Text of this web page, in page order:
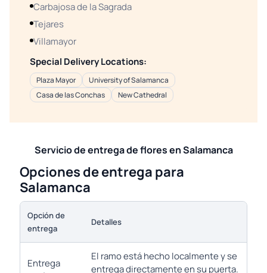
Carbajosa de la Sagrada
Tejares
Villamayor
Special Delivery Locations:
Plaza Mayor
University of Salamanca
Casa de las Conchas
New Cathedral
Servicio de entrega de flores en Salamanca
Opciones de entrega para
Salamanca
Opción de
entrega
Detalles
Entrega
El ramo está hecho localmente y se
entrega directamente en su puerta.